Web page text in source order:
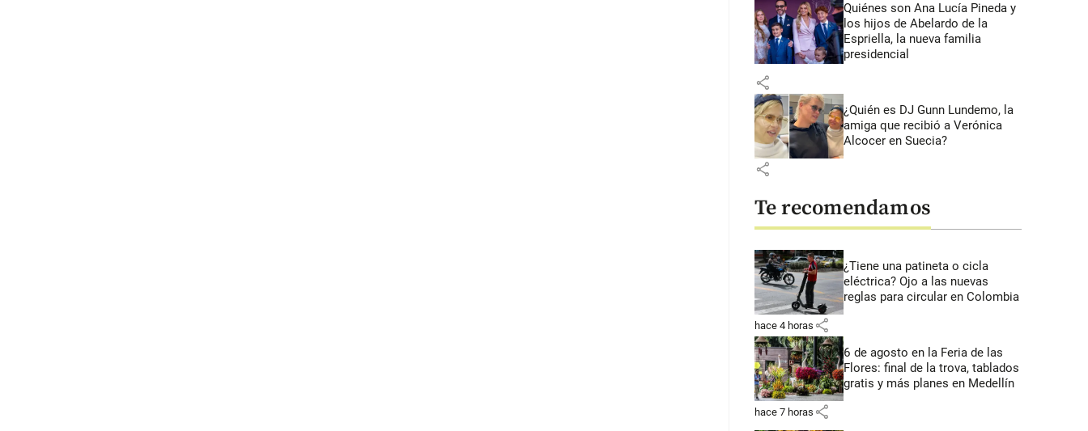
Quiénes son Ana Lucía Pineda y
los hijos de Abelardo de la
Espriella, la nueva familia
presidencial
share
¿Quién es DJ Gunn Lundemo, la
amiga que recibió a Verónica
Alcocer en Suecia?
share
Te recomendamos
¿Tiene una patineta o cicla
eléctrica? Ojo a las nuevas
reglas para circular en Colombia
hace 4 horas share
6 de agosto en la Feria de las
Flores: final de la trova, tablados
gratis y más planes en Medellín
hace 7 horas share